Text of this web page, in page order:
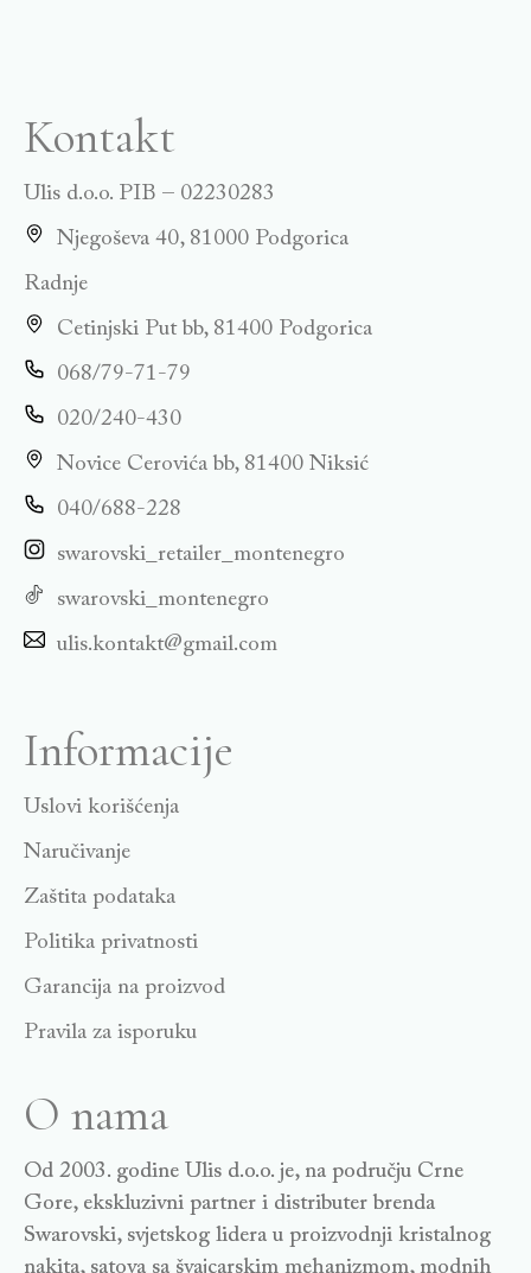
Kontakt
Ulis d.o.o. PIB – 02230283
Njegoševa 40, 81000 Podgorica
Radnje
Cetinjski Put bb, 81400 Podgorica
068/79-71-79
020/240-430
Novice Cerovića bb, 81400 Niksić
040/688-228
swarovski_retailer_montenegro
swarovski_montenegro
ulis.kontakt@gmail.com
Informacije
Uslovi korišćenja
Naručivanje
Zaštita podataka
Politika privatnosti
Garancija na proizvod
Pravila za isporuku
O nama
Od 2003. godine Ulis d.o.o. je, na području Crne
Gore, ekskluzivni partner i distributer brenda
Swarovski, svjetskog lidera u proizvodnji kristalnog
nakita, satova sa švajcarskim mehanizmom, modnih